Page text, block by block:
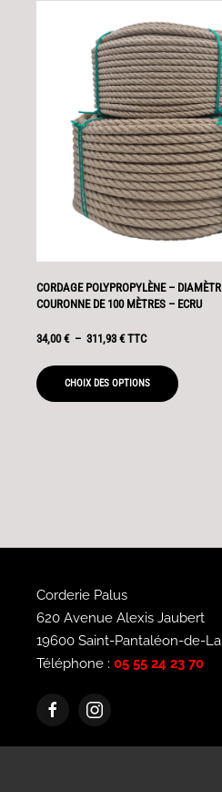
CORDAGE POLYPROPYLÈNE –
COURONNE DE 100 MÈTRES – ECRU
34,00€ – 311,93 €PLAGE
34,00 €
À
TTC
CHOIX DES OPTIONS
Corderie Palus
620 Avenue Alexis Jaubert
19600 Saint-Pantaléon-de-
Téléphone : 05 55 24 23 70